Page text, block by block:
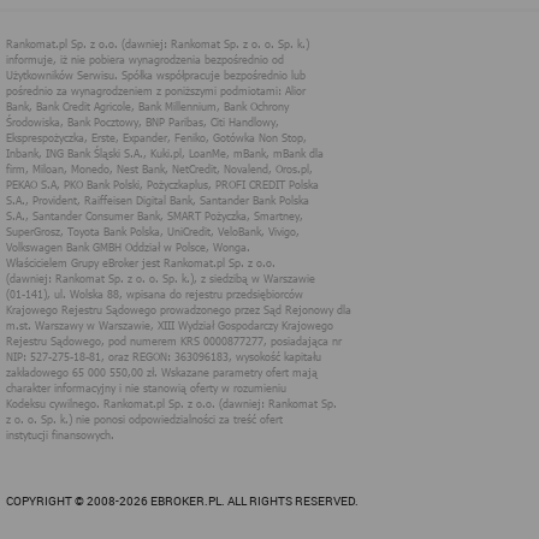
COPYRIGHT © 2008-2026 EBROKER.PL. ALL RIGHTS RESERVED.
funkcjonowania pewnych elementów strony i utrzymania
połączenia z serwerem;
cookies uwierzytelniające pomagają w korzystanie z
dodatkowych funkcjonalności strony, umożliwiają łatwe
logowanie, zapamiętanie ustawień strony internetowej,
wybranych przez użytkownika,
cookie analityczne, służą do badania i analizy zasięgu
strony internetowej, jej odwiedzalności przez
użytkowników, preferencji i zachowań użytkowników
podczas odwiedzin strony i służą do poprawy jakości
usług oferowanych za pośrednictwem strony.
Rankomat wykorzystuje w swoich serwisach internetowych pliki
cookies w następujących celach:
potwierdzenie preferencji, udostępnienia określonych
funkcji i usługi, czyli uzyskanie informacji na temat
preferencji językowych i komunikacyjnych użytkownika,
zapewnienie pomocy przy wypełnianiu formularzy w
witrynie.
ocena wydajności, analiza oraz badania czyli pozyskanie
wiedzy i badanie jak dobrze działają strony internetowe,
działanie w kierunku poprawy funkcji oraz usług;
witryn, aplikacji lub urządzeń podczas pracy na